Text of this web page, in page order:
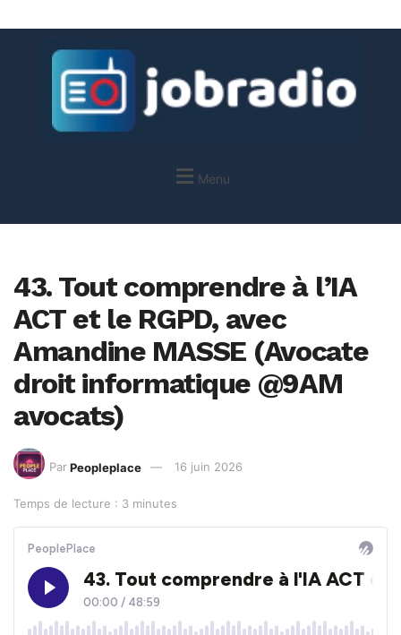
Menu
43. Tout comprendre à l’IA
ACT et le RGPD, avec
Amandine MASSE (Avocate
droit informatique @9AM
avocats)
Par Peopleplace 16 juin 2026
Temps de lecture : 3 minutes